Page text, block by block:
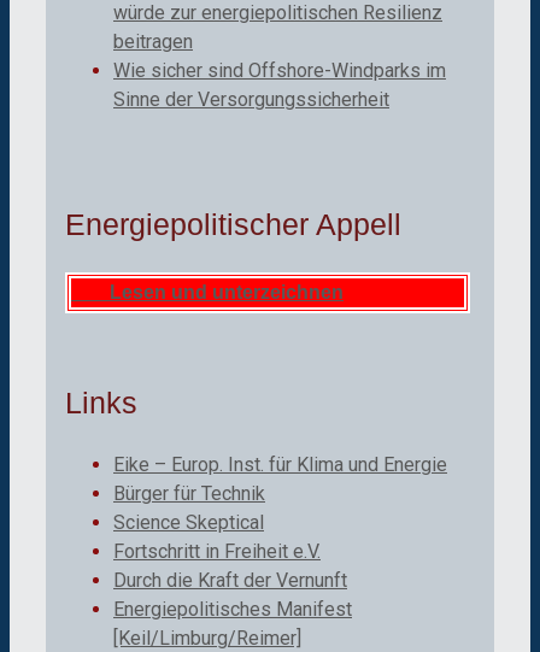
würde zur energiepolitischen Resilienz
beitragen
Wie sicher sind Offshore-Windparks im
Sinne der Versorgungssicherheit
Energiepolitischer Appell
Lesen und unterzeichnen
Links
Eike – Europ. Inst. für Klima und Energie
Bürger für Technik
Science Skeptical
Fortschritt in Freiheit e.V.
Durch die Kraft der Vernunft
Energiepolitisches Manifest
[Keil/Limburg/Reimer]